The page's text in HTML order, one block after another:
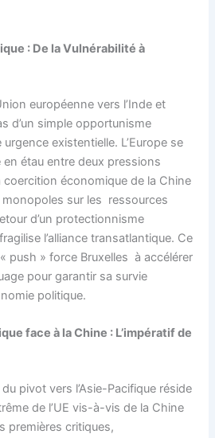
: De la Vulnérabilité à
européenne vers l’Inde et
d’un simple opportunisme
existentielle. L’Europe se
en étau entre deux pressions
coercition économique de la Chine
sur les ressources
d’un protectionnisme
l’alliance transatlantique. Ce
push » force Bruxelles à accélérer
pour garantir sa survie
politique.
face à la Chine : L’impératif de
pivot vers l’Asie-Pacifique réside
de l’UE vis-à-vis de la Chine
premières critiques,